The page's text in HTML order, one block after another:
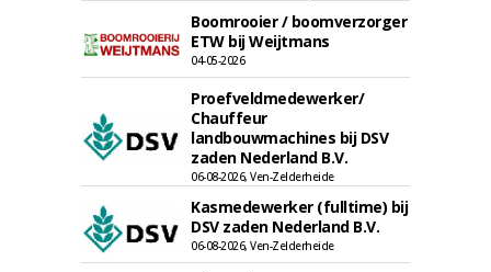
Boomrooier / boomverzorger
ETW bij Weijtmans
04-05-2026
Proefveldmedewerker/
Chauffeur
landbouwmachines bij DSV
zaden Nederland B.V.
06-08-2026, Ven-Zelderheide
Kasmedewerker (fulltime) bij
DSV zaden Nederland B.V.
06-08-2026, Ven-Zelderheide